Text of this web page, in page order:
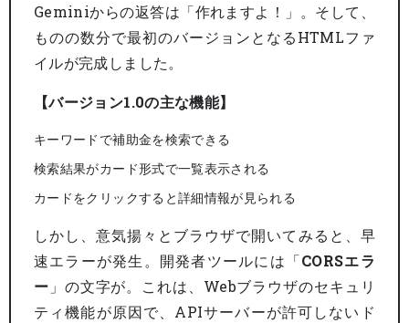
Geminiからの返答は「作れますよ！」。そして、
ものの数分で最初のバージョンとなるHTMLファ
イルが完成しました。
【バージョン1.0の主な機能】
キーワードで補助金を検索できる
検索結果がカード形式で一覧表示される
カードをクリックすると詳細情報が見られる
しかし、意気揚々とブラウザで開いてみると、早
速エラーが発生。開発者ツールには「CORSエラ
ー 」の文字が。これは、Webブラウザのセキュリ
ティ機能が原因で、APIサーバーが許可しないド